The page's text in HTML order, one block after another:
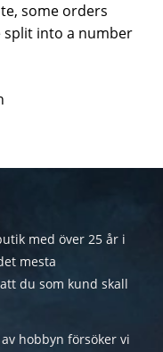
some orders
split into a number
med över 25 år i
mesta
du som kund skall
hobbyn försöker vi